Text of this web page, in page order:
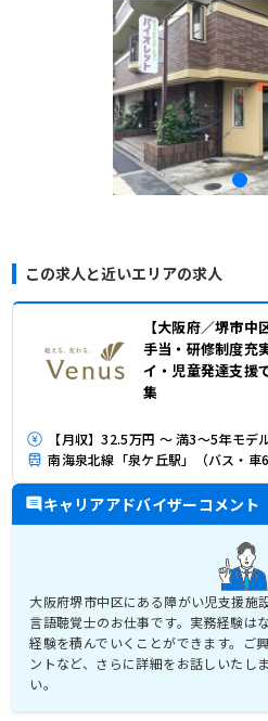
この求人と近いエリアの求人
【大阪府／堺市
手当・研修制度充
イ・児童発達支援
集
【月収】32.5万円 ～ 満3～5年モデ
南海泉北線「泉ケ丘駅」（バス・車6
キャリアアドバイザーコメント
大阪府堺市中区にある障がい児支援施
言語聴覚士のお仕事です。実務経験は
経験を積んでいくことができます。ご
ントなど、さらに詳細をお話しいたし
い。